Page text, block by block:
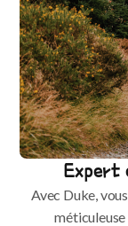
Expert
Avec Duke,
méticuleuse